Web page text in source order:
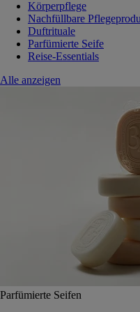
Körperpflege
Nachfüllbare
Duftrituale
Parfümierte Seife
Reise-Essentials
Alle anzeigen
Parfümierte Seifen